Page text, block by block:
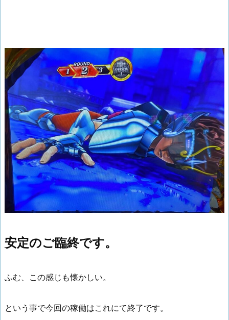
安定のご臨終です。
ふむ、この感じも懐かしい。
という事で今回の稼働はこれにて終了です。